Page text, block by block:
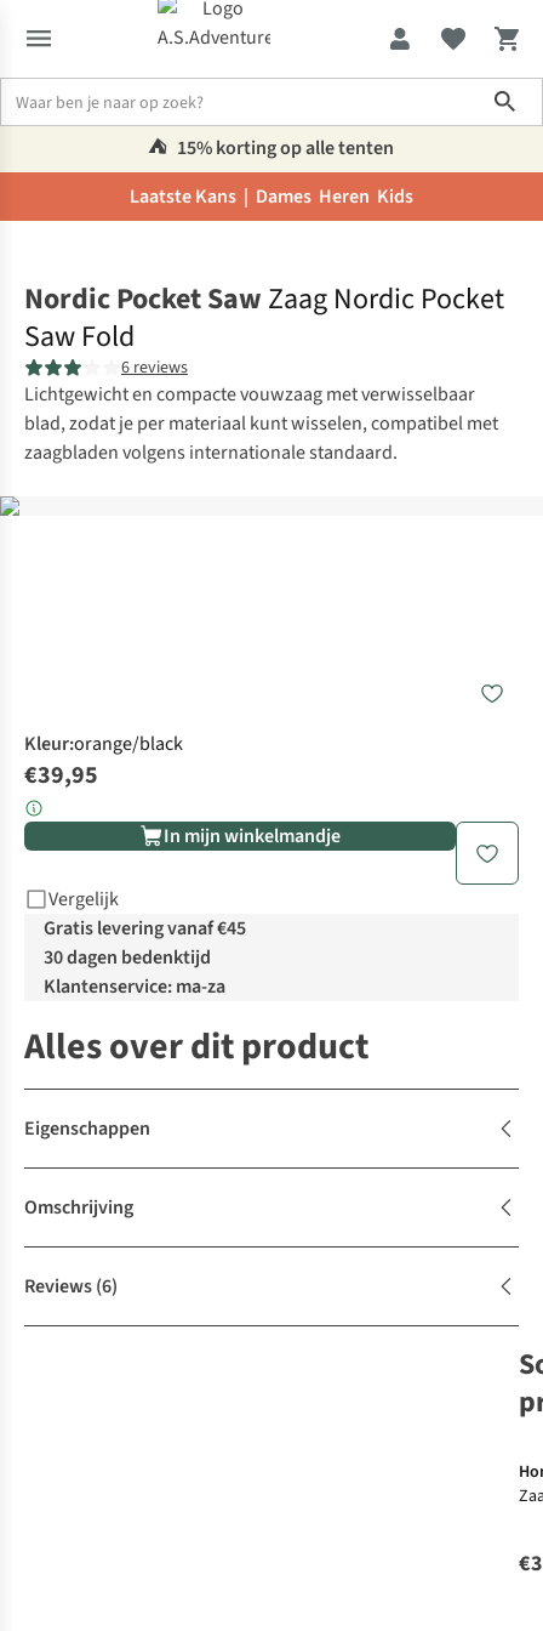
⛺️ 15% korting op alle tenten
Laatste Kans | Dames Heren Kids
Nordic Pocket Saw Zaag Nordic Pocket
Saw Fold
6 reviews
Lichtgewicht en compacte vouwzaag met verwisselbaar
blad, zodat je per materiaal kunt wisselen, compatibel met
zaagbladen volgens internationale standaard.
Kleur:orange/black
€39,95
In mijn winkelmandje
Vergelijk
Gratis levering vanaf €45
30 dagen bedenktijd
Klantenservice: ma-za
Alles over dit product
Eigenschappen
Omschrijving
Reviews(6)